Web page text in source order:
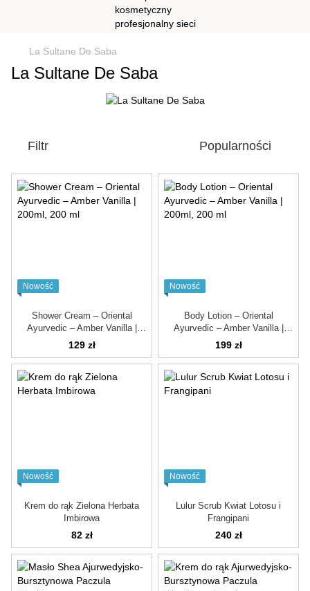
La Sultane De Saba
La Sultane De Saba
Filtr Popularności
Nowość
Shower Cream – Oriental
Ayurvedic – Amber Vanilla |
200ml
129 zł
Nowość
Body Lotion – Oriental
Ayurvedic – Amber Vanilla |
200ml
199 zł
Nowość
Krem do rąk Zielona Herbata
Imbirowa
82 zł
Nowość
Lulur Scrub Kwiat Lotosu i
Frangipani
240 zł